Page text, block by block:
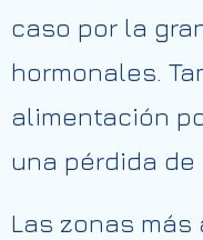
caso por la
hormonales.
alimentación
una pérdida
Las zonas